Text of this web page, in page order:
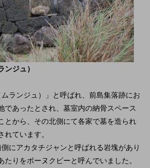
ジュ）
ランジュ）」と呼ばれ、前島集落跡にお
であったとされ、墓室内の納骨スペース
とから、その北側にて各家で墓を造られ
ています。
にアカタチジャンと呼ばれる岩塊があり
たりをボーヌクビーと呼んでいました。